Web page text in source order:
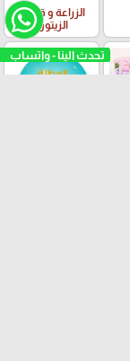
الزراعة و قطف
الزيتون